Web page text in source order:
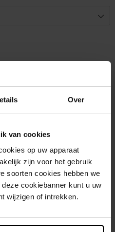
Over
van cookies
op uw apparaat
zijn voor het gebruik
soorten cookies hebben we
cookiebanner kunt u uw
wijzigen of intrekken.
van min. 35€.